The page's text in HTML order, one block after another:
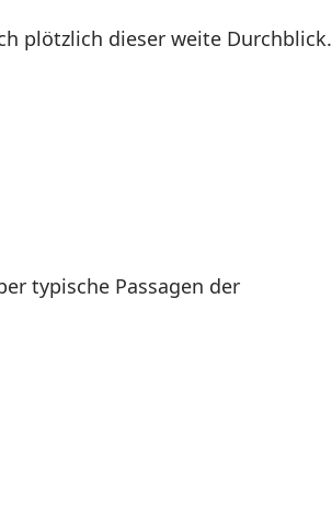
plötzlich dieser weite Durchblick.
typische Passagen der